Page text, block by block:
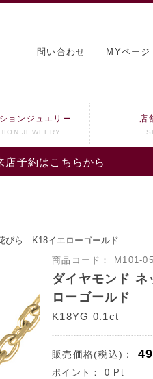
問い合わせ MYページ
予約はこちらから
ョンジュエリー
JEWELRY
店
びら K18イエローゴールド
商品コード： M101-
ダイヤモンド
ローゴールド
K18YG 0.1ct
販売価格(税込)：
ポイント： 0 Pt